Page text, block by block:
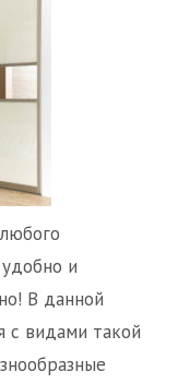
и
В данной
с видами такой